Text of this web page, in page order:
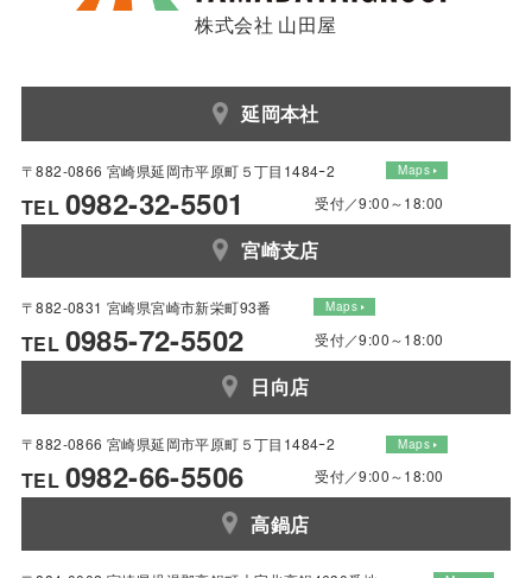
株式会社 山田屋
延岡本社
〒882-0866 宮崎県延岡市平原町５丁目1484ｰ2 Maps
TEL 0982-32-5501 受付／9:00～18:00
宮崎支店
〒882-0831 宮崎県宮崎市新栄町93番 Maps
TEL 0985-72-5502 受付／9:00～18:00
日向店
〒882-0866 宮崎県延岡市平原町５丁目1484ｰ2 Maps
TEL 0982-66-5506 受付／9:00～18:00
高鍋店